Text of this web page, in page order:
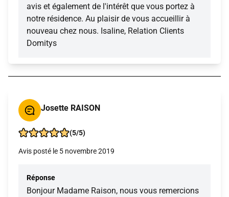
avis et également de l'intérêt que vous portez à
notre résidence. Au plaisir de vous accueillir à
nouveau chez nous. Isaline, Relation Clients
Domitys
Josette RAISON
(5/5)
Avis posté le 5 novembre 2019
Réponse
Bonjour Madame Raison, nous vous remercions